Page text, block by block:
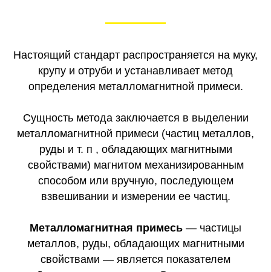
Настоящий стандарт распространяется на муку,
крупу и отруби и устанавливает метод
определения металломагнитной примеси.
Сущность метода заключается в выделении
металломагнитной примеси (частиц металлов,
руды и т. п , обладающих магнитными
свойствами) магнитом механизированным
способом или вручную, последующем
взвешивании и измерении ее частиц.
Металломагнитная примесь — частицы
металлов, руды, обладающих магнитными
свойствами — является показателем